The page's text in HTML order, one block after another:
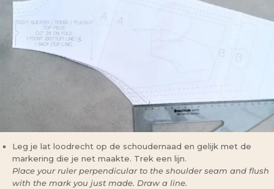
Leg je lat loodrecht op de schoudernaad en gelijk met de
markering die je net maakte. Trek een lijn.
Place your ruler perpendicular to the shoulder seam and flush
with the mark you just made. Draw a line.